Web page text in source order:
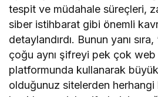
tespit ve müdahale süreçleri,
siber istihbarat gibi önemli
detaylandırdı. Bunun yanı sıra,
çoğu aynı şifreyi pek çok
platformunda kullanarak
olduğunuz sitelerden herhangi